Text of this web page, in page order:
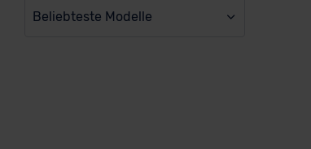
Beliebteste Modelle